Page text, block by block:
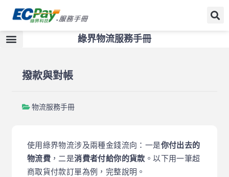
綠界物流服務手冊
撥款與對帳
物流服務手冊
使用綠界物流涉及兩種金錢流向：一是你付出去的
物流費 ，二是消費者付給你的貨款 。以下用一筆超
商取貨付款訂單為例，完整說明。